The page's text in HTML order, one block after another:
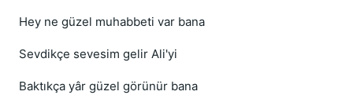
Hey ne güzel muhabbeti var bana
Sevdikçe sevesim gelir Ali'yi
Baktıkça yâr güzel görünür bana